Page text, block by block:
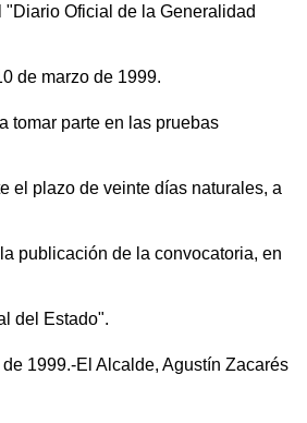
"Diario Oficial de la Generalidad
de marzo de 1999.
tomar parte en las pruebas
el plazo de veinte días naturales, a
publicación de la convocatoria, en
del Estado".
1999.-El Alcalde, Agustín Zacarés